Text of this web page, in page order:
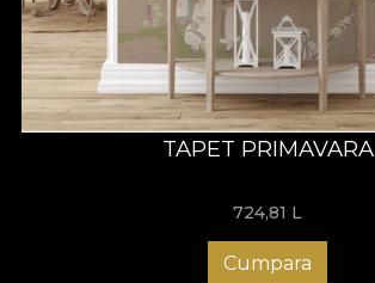
TAPET PRIMAVARA
724,81 L
Cumpara